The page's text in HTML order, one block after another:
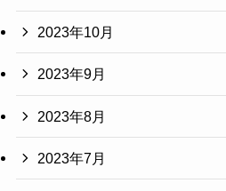
2023年10月
2023年9月
2023年8月
2023年7月